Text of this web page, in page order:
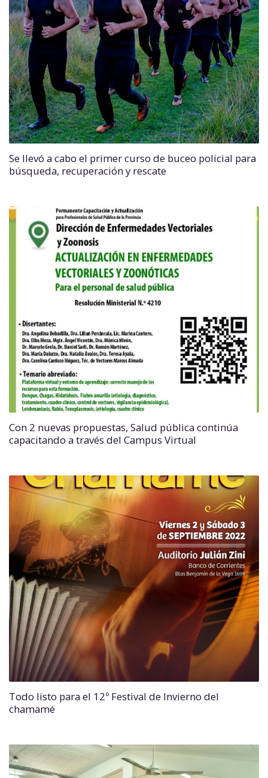
Se llevó a cabo el primer curso de buceo policial para
búsqueda, recuperación y rescate
Con 2 nuevas propuestas, Salud pública continúa
capacitando a través del Campus Virtual
Todo listo para el 12º Festival de Invierno del
chamamé